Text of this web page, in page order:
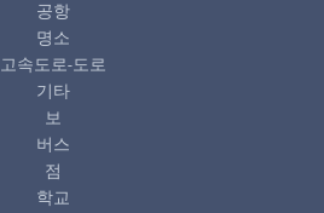
공항
명소
고속도로-도로
기타
보
버스
점
학교